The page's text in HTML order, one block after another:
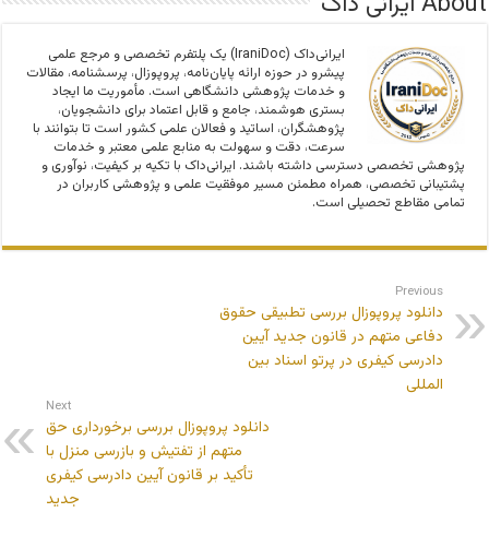
ایرانی‌داک (IraniDoc) یک پلتفرم تخصصی و مرجع علمی
پیشرو در حوزه ارائه پایان‌نامه، پروپوزال، پرسشنامه، مقالات
و خدمات پژوهشی دانشگاهی است. مأموریت ما ایجاد
بستری هوشمند، جامع و قابل اعتماد برای دانشجویان،
پژوهشگران، اساتید و فعالان علمی کشور است تا بتوانند با
سرعت، دقت و سهولت به منابع علمی معتبر و خدمات
پژوهشی تخصصی دسترسی داشته باشند. ایرانی‌داک با تکیه بر کیفیت، نوآوری و
پشتیبانی تخصصی، همراه مطمئن مسیر موفقیت علمی و پژوهشی کاربران در
تمامی مقاطع تحصیلی است.
Previous
دانلود پروپوزال بررسی تطبیقی حقوق
دفاعی متهم در قانون جدید آیین
دادرسی کیفری در پرتو اسناد بین
المللی
Next
دانلود پروپوزال بررسی برخورداری حق
متهم از تفتیش و بازرسی منزل با
تأکيد بر قانون آيين دادرسی کیفری
جدید